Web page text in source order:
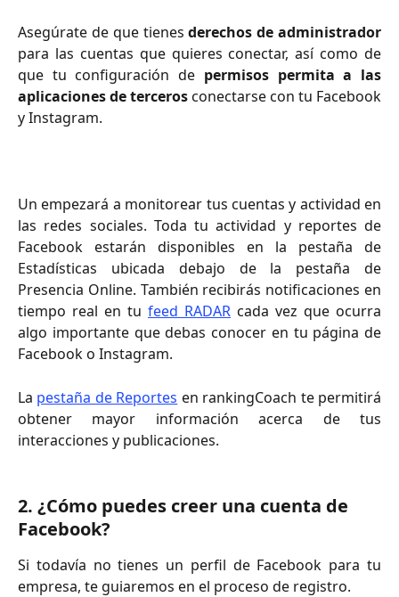
Asegúrate de que tienesderechos de administrador
para las cuentas que quieres conectar, así como de
que tu configuración de permisos permita a las
aplicaciones de tercerosconectarse con tu Facebook
y Instagram.
Un empezará a monitorear tus cuentas y actividad en
las redes sociales. Toda tu actividad y reportes de
Facebook estarán disponibles en la pestaña de
Estadísticas ubicada debajo de la pestaña de
Presencia Online. También recibirás notificaciones en
tiempo real en tu feed RADAR cada vez que ocurra
algo importante que debas conocer en tu página de
Facebook o Instagram.
La pestaña de Reportes en rankingCoach te permitirá
obtener mayor información acerca de tus
interacciones y publicaciones.
2. ¿Cómo puedes creer una cuenta de
Facebook?
Si todavía no tienes un perfil de Facebook para tu
empresa, te guiaremos en el proceso de registro.